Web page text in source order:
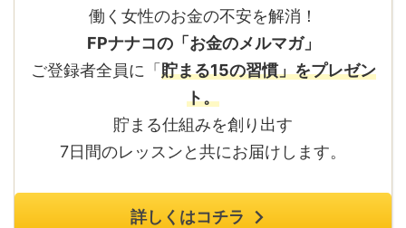
働く女性のお金の不安を解消！
FPナナコの「お金のメルマガ」
ご登録者全員に「貯まる15の習慣」をプレゼン
ト。
貯まる仕組みを創り出す
7日間のレッスンと共にお届けします。
詳しくはコチラ